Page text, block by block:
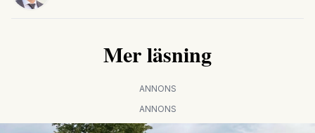
Mer läsning
ANNONS
ANNONS